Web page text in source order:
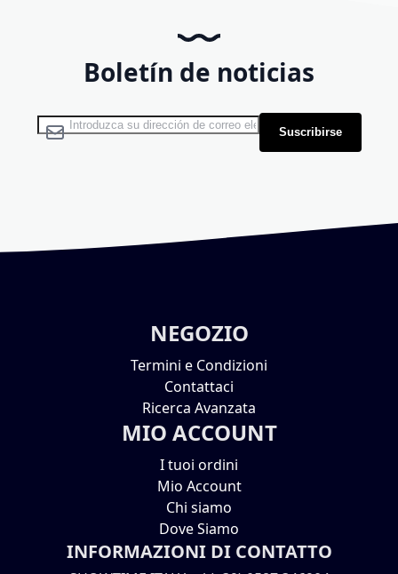
Boletín de noticias
Inscríbase a nuestro boletín de noticias:Suscribirse
NEGOZIO
Termini e Condizioni
Contattaci
Ricerca Avanzata
MIO ACCOUNT
I tuoi ordini
Mio Account
Chi siamo
Dove Siamo
INFORMAZIONI DI CONTATTO